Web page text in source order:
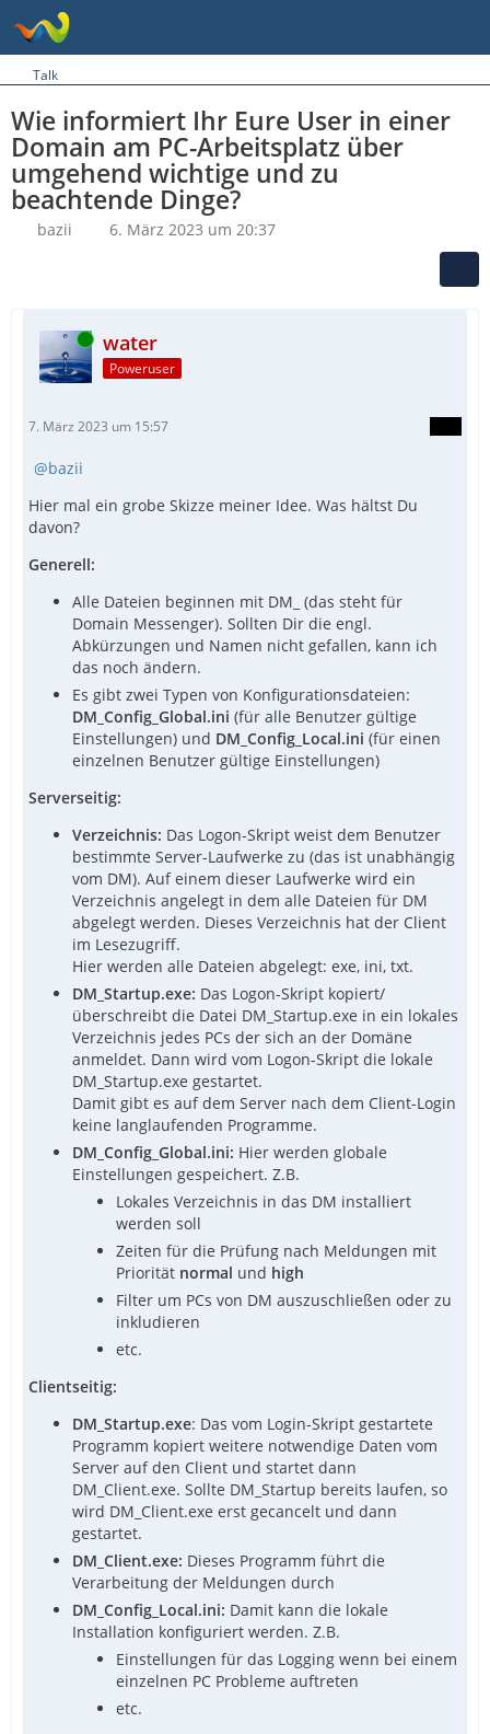
Talk
Wie informiert Ihr Eure User in einer
Domain am PC-Arbeitsplatz über
umgehend wichtige und zu
beachtende Dinge?
bazii 6. März 2023 um 20:37
Online water
Poweruser
7. März 2023 um 15:57
bazii
Hier mal ein grobe Skizze meiner Idee. Was hältst Du
davon?
Generell:
Alle Dateien beginnen mit DM_ (das steht für
Domain Messenger). Sollten Dir die engl.
Abkürzungen und Namen nicht gefallen, kann ich
das noch ändern.
Es gibt zwei Typen von Konfigurationsdateien:
DM_Config_Global.ini (für alle Benutzer gültige
Einstellungen) und DM_Config_Local.ini (für einen
einzelnen Benutzer gültige Einstellungen)
Serverseitig:
Verzeichnis: Das Logon-Skript weist dem Benutzer
bestimmte Server-Laufwerke zu (das ist unabhängig
vom DM). Auf einem dieser Laufwerke wird ein
Verzeichnis angelegt in dem alle Dateien für DM
abgelegt werden. Dieses Verzeichnis hat der Client
im Lesezugriff.
Hier werden alle Dateien abgelegt: exe, ini, txt.
DM_Startup.exe: Das Logon-Skript kopiert/
überschreibt die Datei DM_Startup.exe in ein lokales
Verzeichnis jedes PCs der sich an der Domäne
anmeldet. Dann wird vom Logon-Skript die lokale
DM_Startup.exe gestartet.
Damit gibt es auf dem Server nach dem Client-Login
keine langlaufenden Programme.
DM_Config_Global.ini: Hier werden globale
Einstellungen gespeichert. Z.B.
Lokales Verzeichnis in das DM installiert
werden soll
Zeiten für die Prüfung nach Meldungen mit
Priorität normal und high
Filter um PCs von DM auszuschließen oder zu
inkludieren
etc.
Clientseitig:
DM_Startup.exe: Das vom Login-Skript gestartete
Programm kopiert weitere notwendige Daten vom
Server auf den Client und startet dann
DM_Client.exe. Sollte DM_Startup bereits laufen, so
wird DM_Client.exe erst gecancelt und dann
gestartet.
DM_Client.exe: Dieses Programm führt die
Verarbeitung der Meldungen durch
DM_Config_Local.ini: Damit kann die lokale
Installation konfiguriert werden. Z.B.
Einstellungen für das Logging wenn bei einem
einzelnen PC Probleme auftreten
etc.